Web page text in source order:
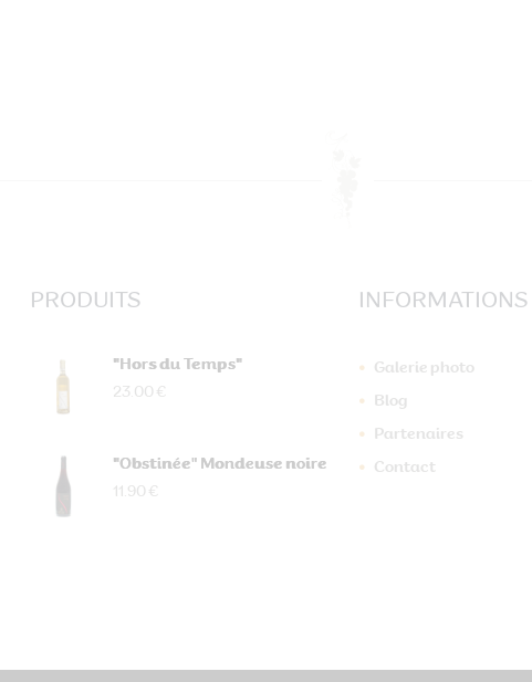
PRODUITS
"Hors du Temps"
23.00 €
"Obstinée" Mondeuse noire
11.90 €
INFORMATIONS
Galerie photo
Blog
Partenaires
Contact